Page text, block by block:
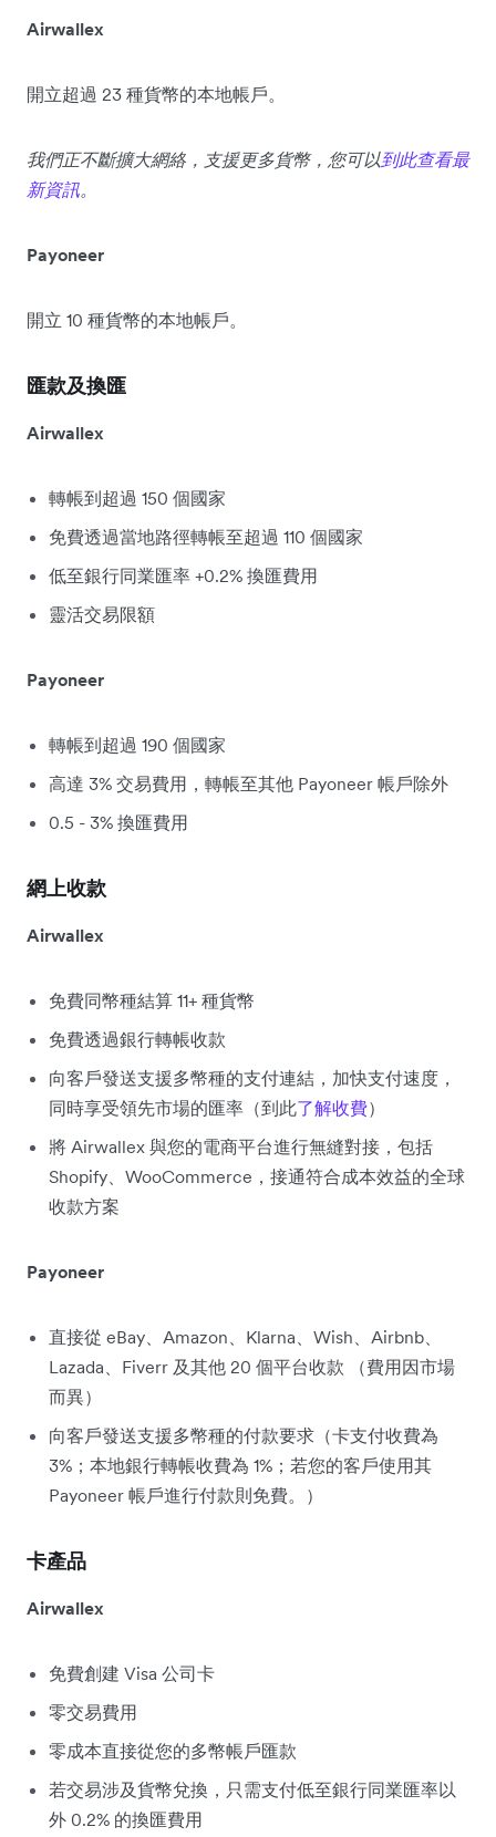
Airwallex
開立超過 23 種貨幣的本地帳戶。
我們正不斷擴大網絡，支援更多貨幣，您可以到此查看最
新資訊。
Payoneer
開立 10 種貨幣的本地帳戶。
匯款及換匯
Airwallex
轉帳到超過 150 個國家
免費透過當地路徑轉帳至超過 110 個國家
低至銀行同業匯率 +0.2% 換匯費用
靈活交易限額
Payoneer
轉帳到超過 190 個國家
高達 3% 交易費用，轉帳至其他 Payoneer 帳戶除外
0.5 - 3% 換匯費用
網上收款
Airwallex
免費同幣種結算 11+ 種貨幣
免費透過銀行轉帳收款
向客戶發送支援多幣種的支付連結，加快支付速度，
同時享受領先市場的匯率（到此了解收費）
將 Airwallex 與您的電商平台進行無縫對接，包括
Shopify、WooCommerce，接通符合成本效益的全球
收款方案
Payoneer
直接從 eBay、Amazon、Klarna、Wish、Airbnb、
Lazada、Fiverr 及其他 20 個平台收款 （費用因市場
而異）
向客戶發送支援多幣種的付款要求（卡支付收費為
3%；本地銀行轉帳收費為 1%；若您的客戶使用其
Payoneer 帳戶進行付款則免費。）
卡產品
Airwallex
免費創建 Visa 公司卡
零交易費用
零成本直接從您的多幣帳戶匯款
若交易涉及貨幣兌換，只需支付低至銀行同業匯率以
外 0.2% 的換匯費用